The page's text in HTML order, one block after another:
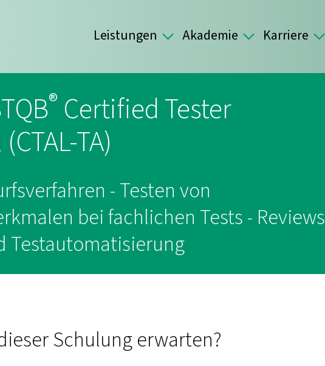
Leistungen Akademie Karriere
® Certified Tester
TA)
- Testen von
bei fachlichen Tests - Reviews
Testautomatisierung
Schulung erwarten?